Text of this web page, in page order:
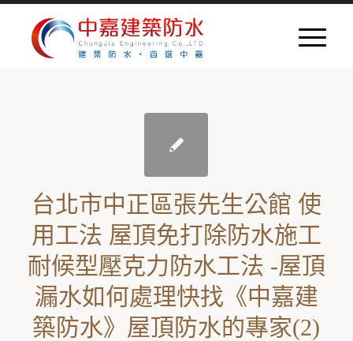
台北市中正區張先生公館 使
用工法 屋頂免打除防水施工
耐候型壓克力防水工法 -屋頂
漏水如何處理快找《中嘉建
築防水》屋頂防水的專家(2)